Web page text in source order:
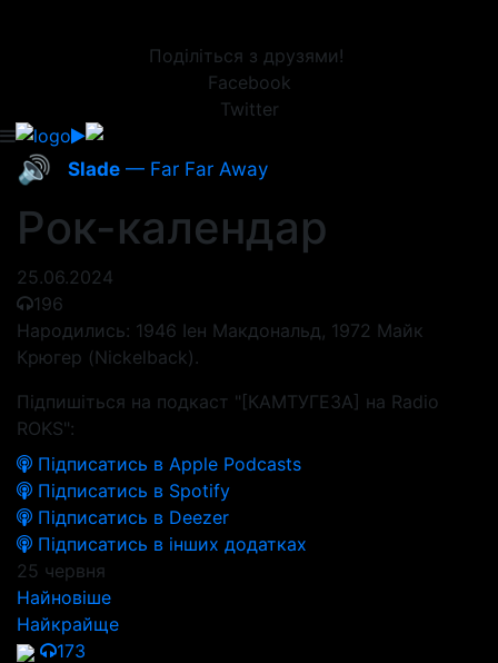
Поділіться з друзями!
Facebook
Twitter
🔊 Slade — Far Far Away
Рок-календар
25.06.2024
196
Народились: 1946 Іен Макдональд, 1972 Майк
Крюгер (Nickelback).
Підпишіться на подкаст "[КАМТУГЕЗА] на Radio
ROKS":
Підписатись в Apple Podcasts
Підписатись в Spotify
Підписатись в Deezer
Підписатись в інших додатках
25 червня
Найновіше
Найкрайще
173